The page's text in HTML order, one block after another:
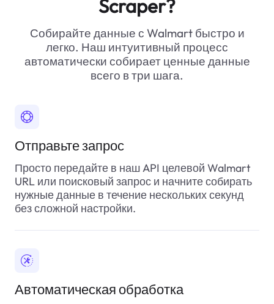
Scraper?
Собирайте данные с Walmart быстро и
легко. Наш интуитивный процесс
автоматически собирает ценные данные
всего в три шага.
Отправьте запрос
Просто передайте в наш API целевой Walmart
URL или поисковый запрос и начните собирать
нужные данные в течение нескольких секунд
без сложной настройки.
Автоматическая обработка